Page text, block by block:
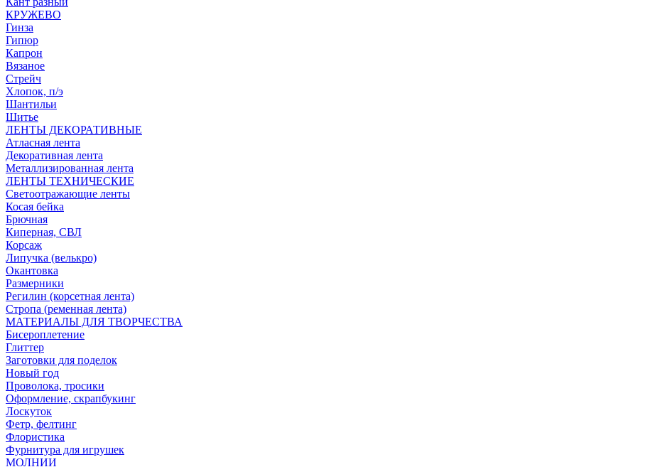
КРУЖЕВО
Гинза
Гипюр
Капрон
Вязаное
Стрейч
Хлопок, п/э
Шантильи
Шитье
ЛЕНТЫ ДЕКОРАТИВНЫЕ
Атласная лента
Декоративная лента
Металлизированная лента
ЛЕНТЫ ТЕХНИЧЕСКИЕ
Светоотражающие ленты
Косая бейка
Брючная
Киперная, СВЛ
Корсаж
Липучка (велькро)
Окантовка
Размерники
Регилин (корсетная лента)
Стропа (ременная лента)
МАТЕРИАЛЫ ДЛЯ ТВОРЧЕСТВА
Бисероплетение
Глиттер
Заготовки для поделок
Новый год
Проволока, тросики
Оформление, скрапбукинг
Лоскуток
Фетр, фелтинг
Флористика
Фурнитура для игрушек
МОЛНИИ